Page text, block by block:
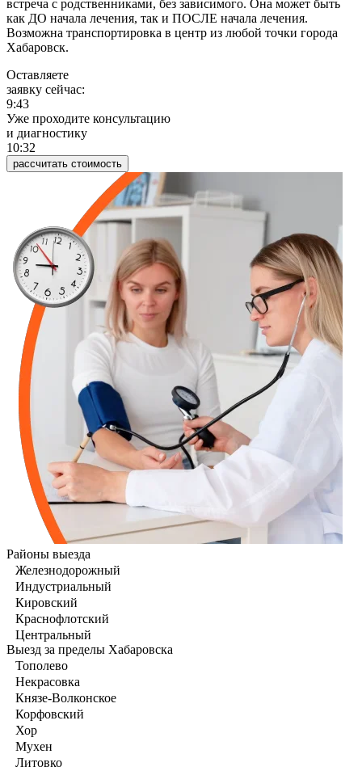
встреча с родственниками, без зависимого. Она может быть
как ДО начала лечения, так и ПОСЛЕ начала лечения.
Возможна транспортировка в центр из любой точки города
Хабаровск.
Оставляете
заявку сейчас:
9:43
Уже проходите консультацию
и диагностику
10:33
рассчитать стоимость
Районы выезда
Железнодорожный
Индустриальный
Кировский
Краснофлотский
Центральный
Выезд за пределы Хабаровска
Тополево
Некрасовка
Князе-Волконское
Корфовский
Хор
Мухен
Литовко